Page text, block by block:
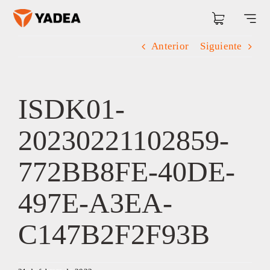
Saltar
Anterior Siguiente
ISDK01-
20230221102859-
772BB8FE-40DE-
497E-A3EA-
C147B2F2F93B